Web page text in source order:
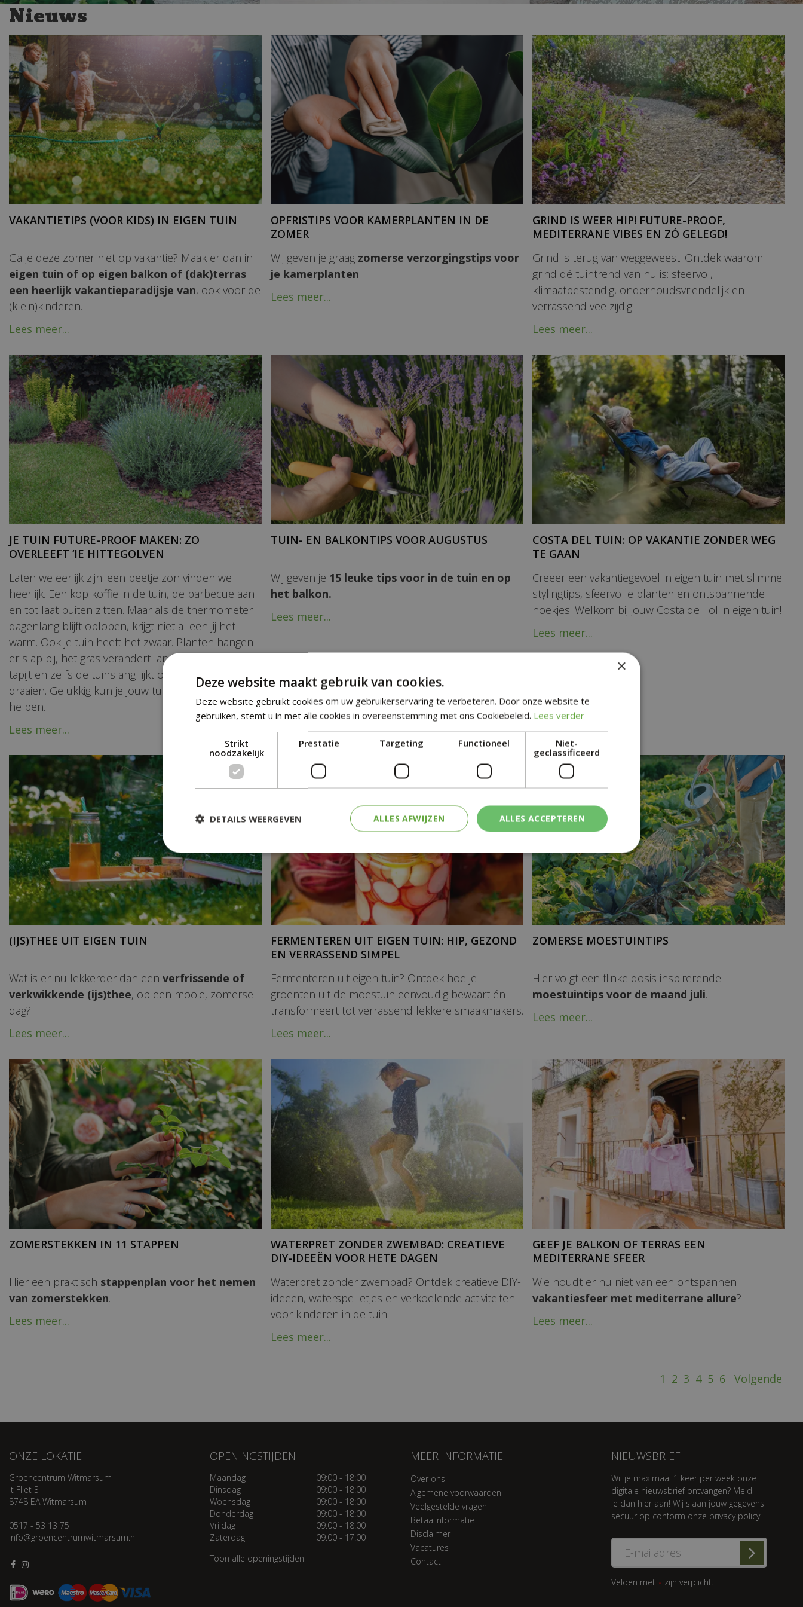
Nieuws
VAKANTIETIPS (VOOR KIDS) IN EIGEN TUIN
Ga je deze zomer niet op vakantie? Maak er dan in
eigen tuin of op eigen balkon of (dak)terras
een heerlijk vakantieparadijsje van, ook voor de
(klein)kinderen.
Lees meer...
OPFRISTIPS VOOR KAMERPLANTEN IN DE
ZOMER
Wij geven je graag zomerse verzorgingstips voor
je kamerplanten.
Lees meer...
GRIND IS WEER HIP! FUTURE-PROOF,
MEDITERRANE VIBES EN ZÓ GELEGD!
Grind is terug van weggeweest! Ontdek waarom
grind dé tuintrend van nu is: sfeervol,
klimaatbestendig, onderhoudsvriendelijk en
verrassend veelzijdig.
Lees meer...
JE TUIN FUTURE-PROOF MAKEN: ZO
OVERLEEFT ‘IE HITTEGOLVEN
Laten we eerlijk zijn: een beetje zon vinden we
heerlijk. Een kop koffie in de tuin, de barbecue aan
en tot laat buiten zitten. Maar als de thermometer
dagenlang blijft oplopen, krijgt niet alleen jij het
warm. Ook je tuin heeft het zwaar. Planten hangen
er slap bij, het gras verandert langzaam in een geel
tapijt en zelfs de tuinslang lijkt overuren te
draaien. Gelukkig kun je jouw tuin een handje
helpen.
Lees meer...
TUIN- EN BALKONTIPS VOOR AUGUSTUS
Wij geven je 15 leuke tips voor in de tuin en op
het balkon.
Lees meer...
COSTA DEL TUIN: OP VAKANTIE ZONDER WEG
TE GAAN
Creëer een vakantiegevoel in eigen tuin met slimme
stylingtips, sfeervolle planten en ontspannende
hoekjes. Welkom bij jouw Costa del lol in eigen tuin!
Lees meer...
(IJS)THEE UIT EIGEN TUIN
Wat is er nu lekkerder dan eenverfrissende of
verkwikkende (ijs)thee, op een mooie, zomerse
dag?
Lees meer...
FERMENTEREN UIT EIGEN TUIN: HIP, GEZOND
EN VERRASSEND SIMPEL
Fermenteren uit eigen tuin? Ontdek hoe je
groenten uit de moestuin eenvoudig bewaart én
transformeert tot verrassend lekkere smaakmakers.
Lees meer...
ZOMERSE MOESTUINTIPS
Hier volgt een flinke dosis inspirerende
moestuintips voor de maand juli.
Lees meer...
ZOMERSTEKKEN IN 11 STAPPEN
Hier een praktisch stappenplan voor het nemen
van zomerstekken.
Lees meer...
WATERPRET ZONDER ZWEMBAD: CREATIEVE
DIY-IDEEËN VOOR HETE DAGEN
Waterpret zonder zwembad? Ontdek creatieve DIY-
ideeën, waterspelletjes en verkoelende activiteiten
voor kinderen in de tuin.
Lees meer...
GEEF JE BALKON OF TERRAS EEN
MEDITERRANE SFEER
Wie houdt er nu niet van een ontspannen
vakantiesfeer met mediterrane allure?
Lees meer...
1 2 3 4 5 6 Volgende
ONZE LOKATIE
Groencentrum Witmarsum
It Fliet 3
8748 EA Witmarsum
0517 - 53 13 75
info@groencentrumwitmarsum.nl
OPENINGSTIJDEN
Maandag
09:00 - 18:00
Dinsdag
09:00 - 18:00
Woensdag
09:00 - 18:00
Donderdag
09:00 - 18:00
Vrijdag
09:00 - 18:00
Zaterdag
09:00 - 17:00
Toon alle openingstijden
MEER INFORMATIE
Over ons
Algemene voorwaarden
Veelgestelde vragen
Betaalinformatie
Disclaimer
Vacatures
Contact
NIEUWSBRIEF
Wil je maximaal 1 keer per week onze
digitale nieuwsbrief ontvangen? Meld
je dan hier aan! Wij slaan jouw gegevens
secuur op conform onze privacy policy.
Velden met * zijn verplicht.
×
Deze website maakt gebruik van cookies.
Deze website gebruikt cookies om uw gebruikerservaring te verbeteren. Door onze website te
gebruiken, stemt u in met alle cookies in overeenstemming met ons Cookiebeleid. Lees verder
Strikt
noodzakelijk
Prestatie Targeting Functioneel
Niet-
geclassificeerd
ALLES ACCEPTEREN
ALLES AFWIJZEN
DETAILS WEERGEVEN